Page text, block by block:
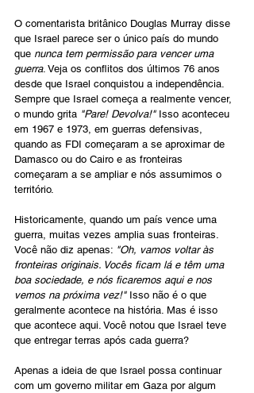
O comentarista britânico Douglas Murray disse
que Israel parece ser o único país do mundo
que nunca tem permissão para vencer uma
guerra. Veja os conflitos dos últimos 76 anos
desde que Israel conquistou a independência.
Sempre que Israel começa a realmente vencer,
o mundo grita "Pare! Devolva!" Isso aconteceu
em 1967 e 1973, em guerras defensivas,
quando as FDI começaram a se aproximar de
Damasco ou do Cairo e as fronteiras
começaram a se ampliar e nós assumimos o
território.
Historicamente, quando um país vence uma
guerra, muitas vezes amplia suas fronteiras.
Você não diz apenas: "Oh, vamos voltar às
fronteiras originais. Vocês ficam lá e têm uma
boa sociedade, e nós ficaremos aqui e nos
vemos na próxima vez!" Isso não é o que
geralmente acontece na história. Mas é isso
que acontece aqui. Você notou que Israel teve
que entregar terras após cada guerra?
Apenas a ideia de que Israel possa continuar
com um governo militar em Gaza por algum